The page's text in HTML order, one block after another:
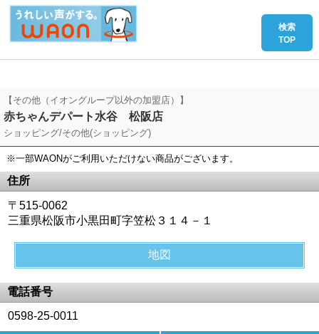
【その他（イオングループ以外の加盟店）】
赤ちゃんデパート水谷 松阪店
ショッピング/その他(ショッピング)
※一部WAONがご利用いただけない商品がございます。
住所
〒515-0062
三重県松阪市小黒田町字笠松３１４－１
地図
電話番号
0598-25-0011